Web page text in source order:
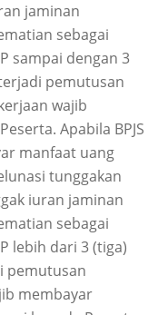
jaminan
sebagai
sampai dengan 3
pemutusan
wajib
Apabila BPJS
manfaat uang
tunggakan
iuran jaminan
sebagai
lebih dari 3 (tiga)
pemutusan
membayar